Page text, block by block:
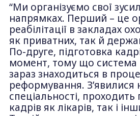
“Ми організуємо свої
напрямках. Перший – це
реабілітації в закладах
як приватних, так й
По-друге, підготовка
момент, тому що система
зараз знаходиться в
реформування. З’явилися
спеціальності, проходить
кадрів як лікарів, так і